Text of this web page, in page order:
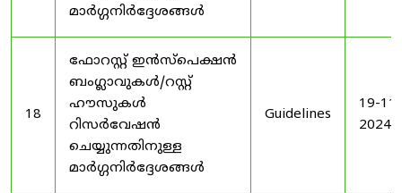
മാർഗ്ഗനിർദ്ദേശങ്ങൾ
18
ഫോറസ്റ്റ് ഇൻസ്പെക്ഷൻ
ബംഗ്ലാവുകൾ/റസ്റ്റ്
ഹൗസുകൾ
റിസർവേഷൻ
ചെയ്യുന്നതിനുള്ള
മാർഗ്ഗനിർദ്ദേശങ്ങൾ
Guidelines
19-11-
2024